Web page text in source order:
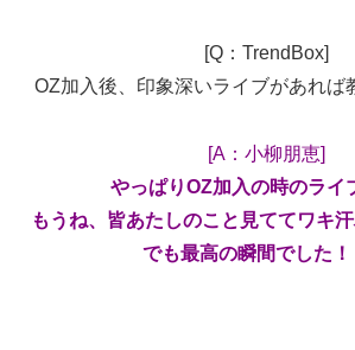
[Q：TrendBox]
OZ加入後、印象深いライブがあれば
[A：小柳朋恵]
やっぱりOZ加入の時のライ
もうね、皆あたしのこと見ててワキ
でも最高の瞬間でした！